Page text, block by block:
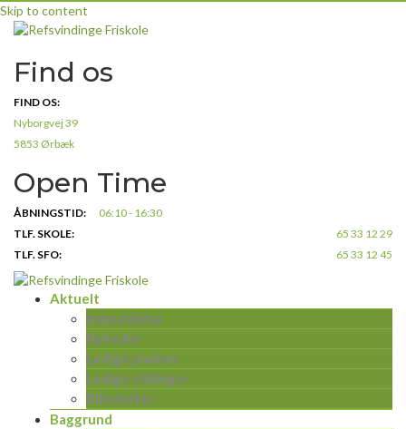
Skip to content
Find os
FIND OS:
Nyborgvej 39
5853 Ørbæk
Open Time
ÅBNINGSTID:
06:10 - 16:30
TLF. SKOLE:
65 33 12 29
TLF. SFO:
65 33 12 45
Aktuelt
Indmeldelse
Nyheder
Ledige pladser
Ledige stillinger
Billedarkiv
Baggrund